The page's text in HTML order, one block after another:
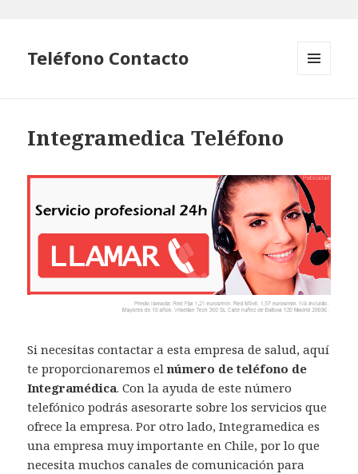
Teléfono Contacto
Integramedica Teléfono
Si necesitas contactar a esta empresa de salud, aquí
te proporcionaremos elnúmero de teléfono de
Integramédica. Con la ayuda de este número
telefónico podrás asesorarte sobre los servicios que
ofrece la empresa. Por otro lado, Integramedica es
una empresa muy importante en Chile, por lo que
necesita muchos canales de comunicación para